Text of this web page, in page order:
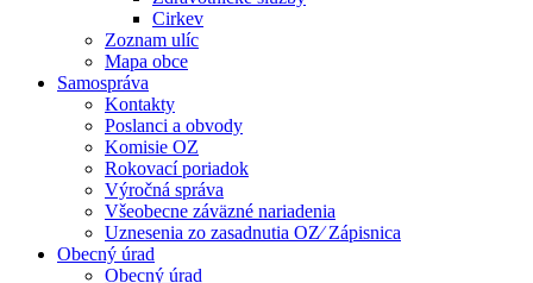
Cirkev
Zoznam ulíc
Mapa obce
Samospráva
Kontakty
Poslanci a obvody
Komisie OZ
Rokovací poriadok
Výročná správa
Všeobecne záväzné nariadenia
Uznesenia zo zasadnutia OZ⁄ Zápisnica
Obecný úrad
Obecný úrad